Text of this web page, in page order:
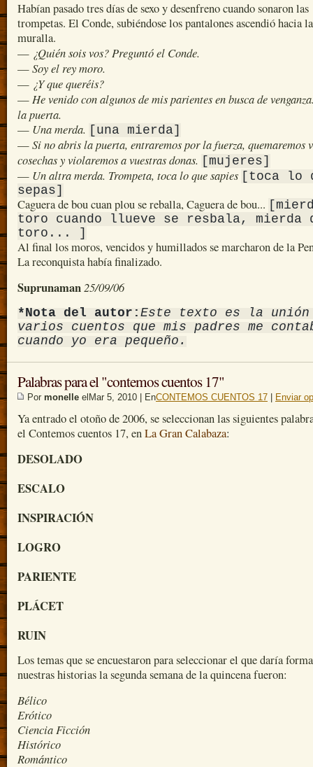
Habían pasado tres días de sexo y desenfreno cuando sonaron las
trompetas. El Conde, subiéndose los pantalones ascendió hacia la
muralla.
— ¿Quién sois vos? Preguntó el Conde.
—Soy el rey moro.
— ¿Y que queréis?
— He venido con algunos de mis parientes en busca de
la puerta.
— Una merda. [una mierda]
—Si no abris la puerta, entraremos por la fuerza, quemaremos
cosechas y violaremos a vuestras donas. [mujeres]
— Un altra merda. Trompeta, toca lo que sapies [toca lo
sepas]
Caguera de bou cuan plou se reballa, Caguera de bou...
toro cuando llueve se resbala, mierda
toro... ]
Al final los moros, vencidos y humillados se marcharon de la
La reconquista había finalizado.
Suprunaman 25/09/06
*Nota del autor: Este texto es la unión
varios cuentos que mis padres me
cuando yo era pequeño.
Palabras para el "contemos cuentos 17"
Por monelle elMar 5, 2010 | EnCONTEMOS CUENTOS 17 Enviar
Ya entrado el otoño de 2006, se seleccionan las siguientes
el Contemos cuentos 17, enLa Gran Calabaza:
DESOLADO
ESCALO
INSPIRACIÓN
LOGRO
PARIENTE
PLÁCET
RUIN
Los temas que se encuestaron para seleccionar el que daría
nuestras historias la segunda semana de la quincena fueron:
Bélico
Erótico
Ciencia Ficción
Histórico
Romántico